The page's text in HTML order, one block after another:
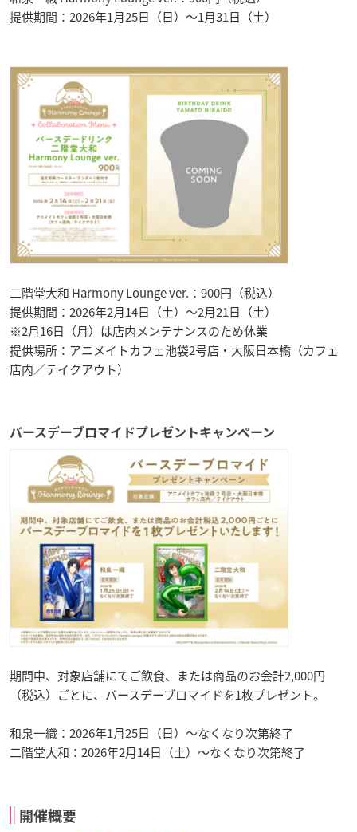
提供期間：2026年1月25日（日）〜1月31日（土）
二階堂大和 Harmony Lounge ver.：900円（税込）
提供期間：2026年2月14日（土）〜2月21日（土）
※2月16日（月）は店内メンテナンスのため休業
提供場所：アニメイトカフェ池袋2号店・大阪日本橋（カフェ
店内／テイクアウト）
バースデーブロマイドプレゼントキャンペーン
期間中、対象店舗にてご飲食、または商品のお会計2,000円
（税込）ごとに、バースデーブロマイドを1枚プレゼント。
和泉一織：2026年1月25日（日）〜なくなり次第終了
二階堂大和：2026年2月14日（土）〜なくなり次第終了
開催概要